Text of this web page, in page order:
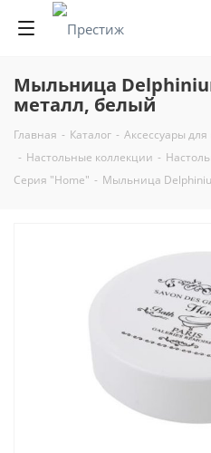
Мыльница
металл, белый
Главная - Каталог - Аксессуары
- Настольные коллекции -
Серия "Home" - Мыльница